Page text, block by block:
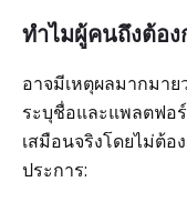
ทำไมผู้คนถึงต้อ
อาจมีเหตุผลมากมา
ระบุชื่อและแพลตฟอ
เสมือนจริงโดยไม่ต้อ
ประการ: